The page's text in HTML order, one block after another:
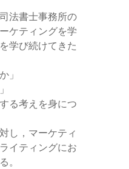
法書士事務所の
ケティングを学
学び続けてきた
」
る考えを身につ
し，マーケティ
イティングにお
。